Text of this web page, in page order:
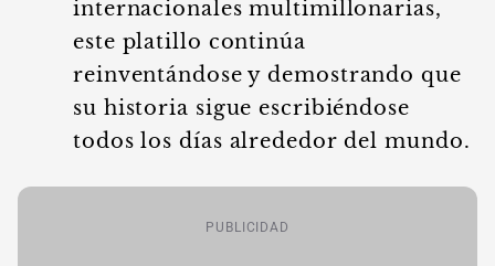
internacionales multimillonarias,
este platillo continúa
reinventándose y demostrando que
su historia sigue escribiéndose
todos los días alrededor del mundo.
PUBLICIDAD